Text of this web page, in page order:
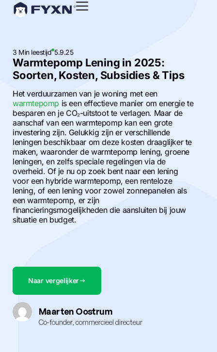
3 Min leestijd 5.9.25
Warmtepomp Lening in 2025:
Soorten, Kosten, Subsidies & Tips
Het verduurzamen van je woning met een
warmtepomp is een effectieve manier om energie te
besparen en je CO₂-uitstoot te verlagen. Maar de
aanschaf van een warmtepomp kan een grote
investering zijn. Gelukkig zijn er verschillende
leningen beschikbaar om deze kosten draaglijker te
maken, waaronder de warmtepomp lening, groene
leningen, en zelfs speciale regelingen via de
overheid. Of je nu op zoek bent naar een lening
voor een hybride warmtepomp, een renteloze
lening, of een lening voor zowel zonnepanelen als
een warmtepomp, er zijn
financieringsmogelijkheden die aansluiten bij jouw
situatie en budget.
Naar vergelijker
Maarten Oostrum
Co-founder, commercieel directeur